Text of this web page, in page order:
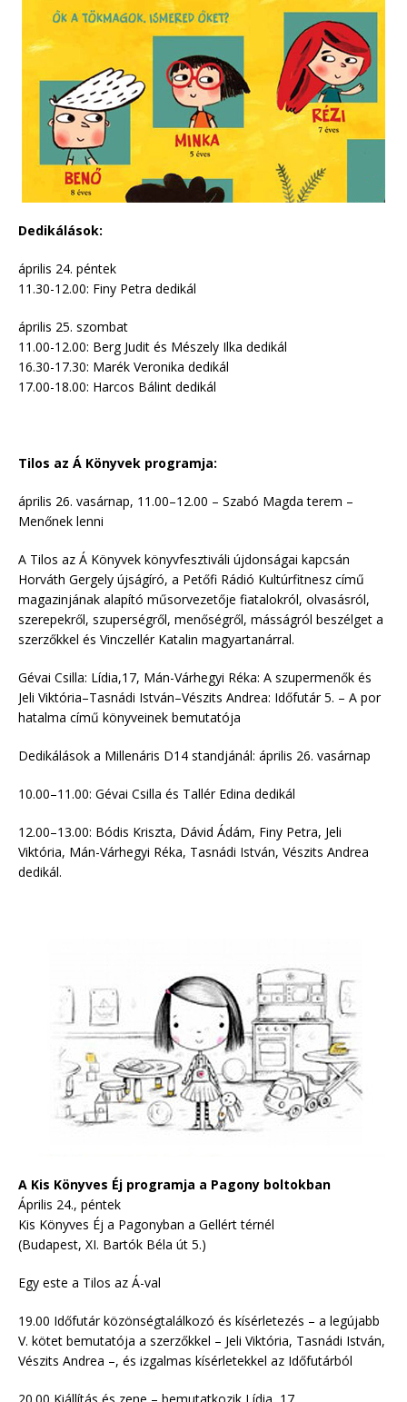
Dedikálások:
április 24. péntek
11.30-12.00: Finy Petra dedikál
április 25. szombat
11.00-12.00: Berg Judit és Mészely Ilka dedikál
16.30-17.30: Marék Veronika dedikál
17.00-18.00: Harcos Bálint dedikál
Tilos az Á Könyvek programja:
április 26. vasárnap, 11.00–12.00 – Szabó Magda terem –
Menőnek lenni
A Tilos az Á Könyvek könyvfesztiváli újdonságai kapcsán
Horváth Gergely újságíró, a Petőfi Rádió Kultúrfitnesz című
magazinjának alapító műsorvezetője fiatalokról, olvasásról,
szerepekről, szuperségről, menőségről, másságról beszélget a
szerzőkkel és Vinczellér Katalin magyartanárral.
Gévai Csilla: Lídia,17, Mán-Várhegyi Réka: A szupermenők és
Jeli Viktória–Tasnádi István–Vészits Andrea: Időfutár 5. – A por
hatalma című könyveinek bemutatója
Dedikálások a Millenáris D14 standjánál: április 26. vasárnap
10.00–11.00: Gévai Csilla és Tallér Edina dedikál
12.00–13.00: Bódis Kriszta, Dávid Ádám, Finy Petra, Jeli
Viktória, Mán-Várhegyi Réka, Tasnádi István, Vészits Andrea
dedikál.
A Kis Könyves Éj programja a Pagony boltokban
Április 24., péntek
Kis Könyves Éj a Pagonyban a Gellért térnél
(Budapest, XI. Bartók Béla út 5.)
Egy este a Tilos az Á-val
19.00 Időfutár közönségtalálkozó és kísérletezés – a legújabb
V. kötet bemutatója a szerzőkkel – Jeli Viktória, Tasnádi István,
Vészits Andrea –, és izgalmas kísérletekkel az Időfutárból